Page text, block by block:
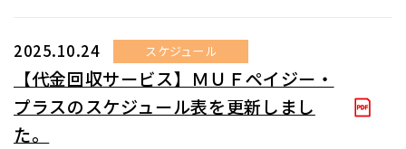
2025.10.24 スケジュール
【代金回収サービス】ＭＵＦペイジー・
プラスのスケジュール表を更新しまし
た。